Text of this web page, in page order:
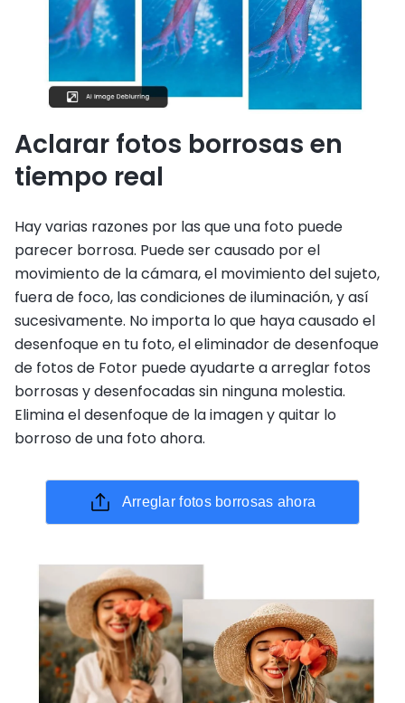
Aclarar fotos borrosas en
tiempo real
Hay varias razones por las que una foto puede
parecer borrosa. Puede ser causado por el
movimiento de la cámara, el movimiento del sujeto,
fuera de foco, las condiciones de iluminación, y así
sucesivamente. No importa lo que haya causado el
desenfoque en tu foto, el eliminador de desenfoque
de fotos de Fotor puede ayudarte a arreglar fotos
borrosas y desenfocadas sin ninguna molestia.
Elimina el desenfoque de la imagen y quitar lo
borroso de una foto ahora.
Arreglar fotos borrosas ahora